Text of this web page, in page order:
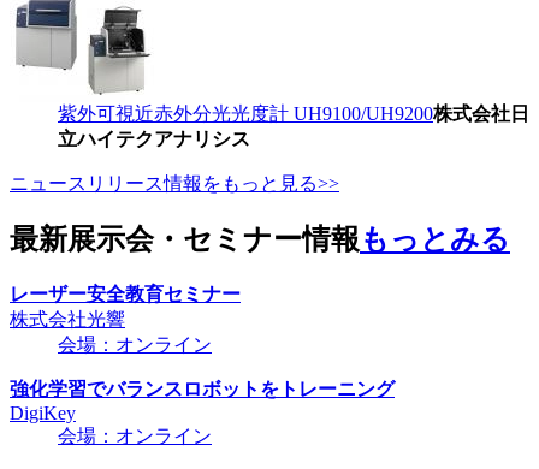
紫外可視近赤外分光光度計 UH9100/UH9200株式会社日
立ハイテクアナリシス
ニュースリリース情報をもっと見る>>
最新展示会・セミナー情報もっとみる
レーザー安全教育セミナー
株式会社光響
会場：オンライン
強化学習でバランスロボットをトレーニング
DigiKey
会場：オンライン